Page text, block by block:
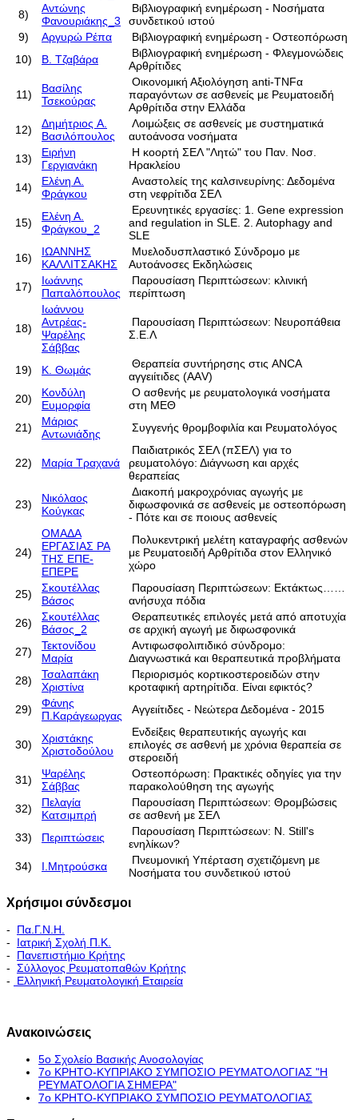
8)
Αντώνης
Φανουριάκης_3
Βιβλιογραφική ενημέρωση - Νοσήματα
συνδετικού ιστού
9)
Αργυρώ Ρέπα
Βιβλιογραφική ενημέρωση - Οστεοπόρωση
10)
Β. Τζαβάρα
Βιβλιογραφική ενημέρωση - Φλεγμονώδεις
Αρθρίτιδες
11)
Βασίλης
Τσεκούρας
Οικονομική Αξιολόγηση anti-TNFα
παραγόντων σε ασθενείς με Ρευματοειδή
Αρθρίτιδα στην Ελλάδα
12)
Δημήτριος A.
Βασιλόπουλος
Λοιμώξεις σε ασθενείς με συστηματικά
αυτοάνοσα νοσήματα
13)
Ειρήνη
Γεργιανάκη
Η κοορτή ΣΕΛ "Λητώ" του Παν. Νοσ.
Ηρακλείου
14)
Ελένη Α.
Φράγκου
Αναστολείς της καλσινευρίνης: Δεδομένα
στη νεφρίτιδα ΣΕΛ
15)
Ελένη Α.
Φράγκου_2
Ερευνητικές εργασίες: 1. Gene expression
and regulation in SLE. 2. Autophagy and
SLE
16)
ΙΩΑΝΝΗΣ
ΚΑΛΛΙΤΣΑΚΗΣ
Μυελοδυσπλαστικό Σύνδρομο με
Αυτοάνοσες Εκδηλώσεις
17)
Ιωάννης
Παπαλόπουλος
Παρουσίαση Περιπτώσεων: κλινική
περίπτωση
18)
Ιωάννου
Αντρέας-
Ψαρέλης
Σάββας
Παρουσίαση Περιπτώσεων: Νευροπάθεια
Σ.Ε.Λ
19) Κ. Θωμάς
Θεραπεία συντήρησης στις ANCA
αγγειίτιδες (ΑΑV)
20)
Κονδύλη
Ευμορφία
O ασθενής με ρευματολογικά νοσήματα
στη ΜΕΘ
21)
Μάριος
Αντωνιάδης
Συγγενής θρομβοφιλία και Ρευματολόγος
22) Μαρία Τραχανά
Παιδιατρικός ΣΕΛ (πΣΕΛ) για το
ρευματολόγο: Διάγνωση και αρχές
θεραπείας
23)
Νικόλαος
Κούγκας
Διακοπή μακροχρόνιας αγωγής με
διφωσφονικά σε ασθενείς με οστεοπόρωση
- Πότε και σε ποιους ασθενείς
24)
ΟΜΑΔΑ
ΕΡΓΑΣΙΑΣ ΡΑ
ΤΗΣ ΕΠΕ-
ΕΠΕΡΕ
Πολυκεντρική μελέτη καταγραφής ασθενών
με Ρευματοειδή Αρθρίτιδα στον Ελληνικό
χώρο
25)
Σκουτέλλας
Βάσος
Παρουσίαση Περιπτώσεων: Εκτάκτως……
ανήσυχα πόδια
26)
Σκουτέλλας
Βάσος_2
Θεραπευτικές επιλογές μετά από αποτυχία
σε αρχική αγωγή με διφωσφονικά
27)
Τεκτονίδου
Μαρία
Αντιφωσφολιπιδικό σύνδρομο:
Διαγνωστικά και θεραπευτικά προβλήματα
28)
Τσαλαπάκη
Χριστίνα
Περιορισμός κορτικοστεροειδών στην
κροταφική αρτηρίτιδα. Είναι εφικτός?
29)
Φάνης
Π.Καράγεωργας
Αγγειίτιδες - Νεώτερα Δεδομένα - 2015
30)
Χριστάκης
Χριστοδούλου
Ενδείξεις θεραπευτικής αγωγής και
επιλογές σε ασθενή με χρόνια θεραπεία σε
στεροειδή
31)
Ψαρέλης
Σάββας
Οστεοπόρωση: Πρακτικές οδηγίες για την
παρακολούθηση της αγωγής
32)
Πελαγία
Κατσιμπρή
Παρουσίαση Περιπτώσεων: Θρομβώσεις
σε ασθενή με ΣΕΛ
33)
Περιπτώσεις
Παρουσίαση Περιπτώσεων: Ν. Still's
ενηλίκων?
34)
Ι.Μητρούσκα
Πνευμονική Υπέρταση σχετιζόμενη με
Νοσήματα του συνδετικού ιστού
Χρήσιμοι σύνδεσμοι
- Πα.Γ.Ν.Η.
- Ιατρική Σχολή Π.Κ.
- Πανεπιστήμιο Κρήτης
- Σύλλογος Ρευματοπαθών Κρήτης
-
Ελληνική Ρευματολογική Εταιρεία
Ανακοινώσεις
5ο Σχολείο Βασικής Ανοσολογίας
7ο ΚΡΗΤΟ-ΚΥΠΡΙΑΚΟ ΣΥΜΠΟΣΙΟ ΡΕΥΜΑΤΟΛΟΓΙΑΣ "H
ΡΕΥΜΑΤΟΛΟΓΙΑ ΣΗΜΕΡΑ"
7ο ΚΡΗΤΟ-ΚΥΠΡΙΑΚΟ ΣΥΜΠΟΣΙΟ ΡΕΥΜΑΤΟΛΟΓΙΑΣ